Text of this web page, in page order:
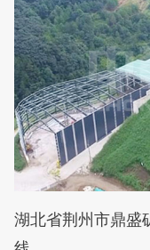
湖北省荆州市鼎盛